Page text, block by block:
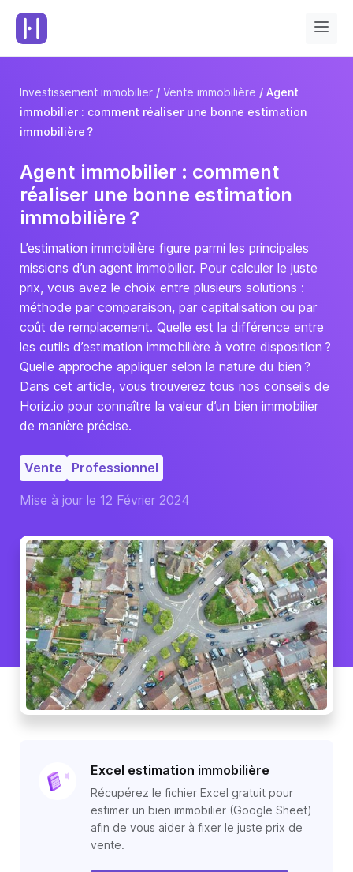
Investissement immobilier Vente immobilière
Agent
immobilier : comment réaliser une bonne estimation
immobilière ?
Agent immobilier : comment
réaliser une bonne estimation
immobilière ?
L’estimation immobilière figure parmi les principales
missions d’un agent immobilier. Pour calculer le juste
prix, vous avez le choix entre plusieurs solutions :
méthode par comparaison, par capitalisation ou par
coût de remplacement. Quelle est la différence entre
les outils d’estimation immobilière à votre disposition ?
Quelle approche appliquer selon la nature du bien ?
Dans cet article, vous trouverez tous nos conseils de
Horiz.io pour connaître la valeur d’un bien immobilier
de manière précise.
Vente Professionnel
Mise à jour le 12 Février 2024
Excel estimation immobilière
Récupérez le fichier Excel gratuit pour
estimer un bien immobilier (Google Sheet)
afin de vous aider à fixer le juste prix de
vente.